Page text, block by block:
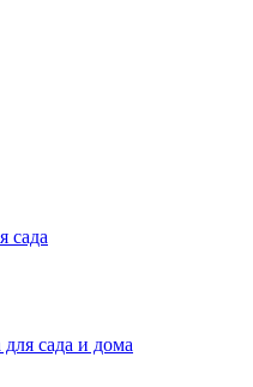
сада
сада и дома